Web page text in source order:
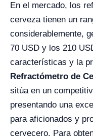
En el mercado, los
cerveza tienen un
considerablemente,
70 USD y los 210
características y la
Refractómetro de
sitúa en un
presentando una
para aficionados y
cervecero. Para